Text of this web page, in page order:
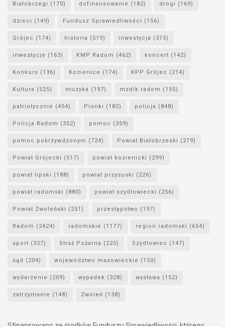
Białobrzegi (170) dofinansowanie (182) drogi (169)
dzieci (149) Fundusz Sprawiedliwości (156)
Grójec (174) historia (519) inwestycja (315)
inwestycje (163) KMP Radom (462) koncert (142)
Konkurs (136) Kozienice (174) KPP Grójec (214)
Kultura (525) muzyka (197) mzdik radom (155)
patriotycznie (454) Pionki (182) policja (848)
Policja Radom (352) pomoc (359)
pomoc pokrzywdzonym (724) Powiat Białobrzeski (279)
Powiat Grójecki (517) powiat kozienicki (299)
powiat lipski (188) powiat przysuski (226)
powiat radomski (880) powiat szydłowiecki (256)
Powiat Zwoleński (251) przestępstwo (197)
Radom (2424) radomskie (1177) region radomski (654)
sport (327) Straż Pożarna (225) Szydłowiec (147)
sąd (204) województwo mazowieckie (150)
wydarzenie (209) wypadek (328) wystawa (152)
zatrzymanie (148) Zwoleń (138)
Sfinansowano ze środków Funduszu Sprawiedliwości, którego